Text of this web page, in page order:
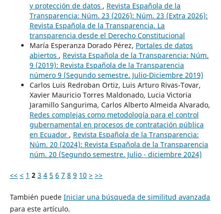
y protección de datos , Revista Española de la
Transparencia: Núm. 23 (2026): Núm. 23 (Extra 2026):
Revista Española de la Transparencia. La
transparencia desde el Derecho Constitucional
María Esperanza Dorado Pérez, Portales de datos
abiertos , Revista Española de la Transparencia: Núm.
9 (2019): Revista Española de la Transparencia
número 9 (Segundo semestre. Julio-Diciembre 2019)
Carlos Luis Redroban Ortiz, Luis Arturo Rivas-Tovar,
Xavier Mauricio Torres Maldonado, Lucia Victoria
Jaramillo Sangurima, Carlos Alberto Almeida Alvarado,
Redes complejas como metodología para el control
gubernamental en procesos de contratación pública
en Ecuador , Revista Española de la Transparencia:
Núm. 20 (2024): Revista Española de la Transparencia
núm. 20 (Segundo semestre. Julio - diciembre 2024)
<< < 1 2 3 4 5 6 7 8 9 10 > >>
También puede Iniciar una búsqueda de similitud avanzada
para este artículo.